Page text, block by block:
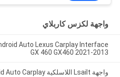
واجهة لكزس كاربلاي
2013-2021 GX 460 GX460